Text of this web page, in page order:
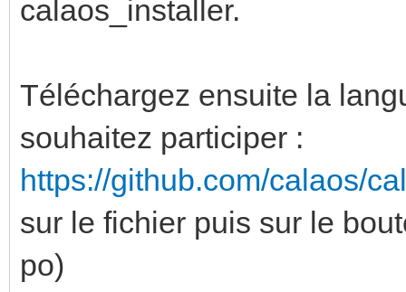
calaos_installer.
Téléchargez ensuite la
souhaitez participer :
https://github.com/calaos/
sur le fichier puis sur le
po)